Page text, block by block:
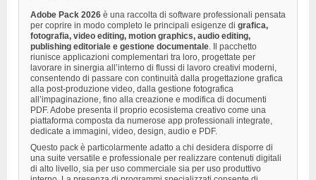
Adobe Pack 2026 è una raccolta di software professionali pensata
per coprire in modo completo le principali esigenze di grafica,
fotografia, video editing, motion graphics, audio editing,
publishing editoriale e gestione documentale . Il pacchetto
riunisce applicazioni complementari tra loro, progettate per
lavorare in sinergia all’interno di flussi di lavoro creativi moderni,
consentendo di passare con continuità dalla progettazione grafica
alla post-produzione video, dalla gestione fotografica
all’impaginazione, fino alla creazione e modifica di documenti
PDF. Adobe presenta il proprio ecosistema creativo come una
piattaforma composta da numerose app professionali integrate,
dedicate a immagini, video, design, audio e PDF.
Questo pack è particolarmente adatto a chi desidera disporre di
una suite versatile e professionale per realizzare contenuti digitali
di alto livello, sia per uso commerciale sia per uso produttivo